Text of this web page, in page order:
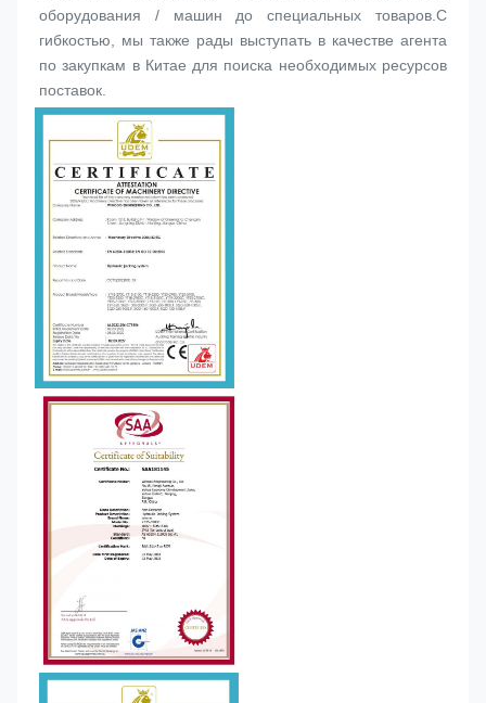
оборудования / машин до специальных товаров.С
гибкостью, мы также рады выступать в качестве агента
по закупкам в Китае для поиска необходимых ресурсов
поставок.